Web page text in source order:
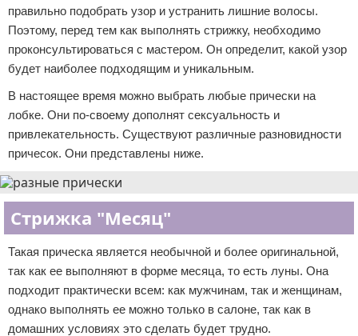
правильно подобрать узор и устранить лишние волосы.
Поэтому, перед тем как выполнять стрижку, необходимо
проконсультироваться с мастером. Он определит, какой узор
будет наиболее подходящим и уникальным.
В настоящее время можно выбрать любые прически на
лобке. Они по-своему дополнят сексуальность и
привлекательность. Существуют различные разновидности
причесок. Они представлены ниже.
Стрижка "Месяц"
Такая прическа является необычной и более оригинальной,
так как ее выполняют в форме месяца, то есть луны. Она
подходит практически всем: как мужчинам, так и женщинам,
однако выполнять ее можно только в салоне, так как в
домашних условиях это сделать будет трудно.